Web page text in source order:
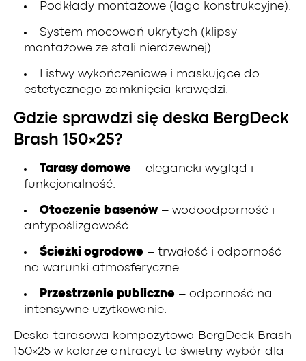
Podkłady montażowe (lago konstrukcyjne).
System mocowań ukrytych (klipsy
montażowe ze stali nierdzewnej).
Listwy wykończeniowe i maskujące do
estetycznego zamknięcia krawędzi.
Gdzie sprawdzi się deska BergDeck
Brash 150×25?
Tarasy domowe – elegancki wygląd i
funkcjonalność.
Otoczenie basenów– wodoodporność i
antypoślizgowość.
Ścieżki ogrodowe – trwałość i odporność
na warunki atmosferyczne.
Przestrzenie publiczne – odporność na
intensywne użytkowanie.
Deska tarasowa kompozytowa BergDeck Brash
150×25 w kolorze antracyt to świetny wybór dla